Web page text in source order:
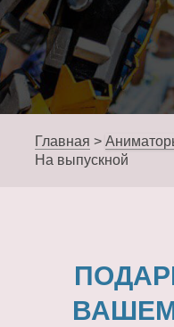
Главная >
На выпускной